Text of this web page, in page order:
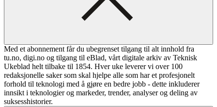
Med et abonnement får du ubegrenset tilgang til alt innhold fra
tu.no, digi.no og tilgang til eBlad, vårt digitale arkiv av Teknisk
Ukeblad helt tilbake til 1854. Hver uke leverer vi over 100
redaksjonelle saker som skal hjelpe alle som har et profesjonelt
forhold til teknologi med å gjøre en bedre jobb - dette inkluderer
innsikt i teknologier og markeder, trender, analyser og deling av
suksesshistorier.